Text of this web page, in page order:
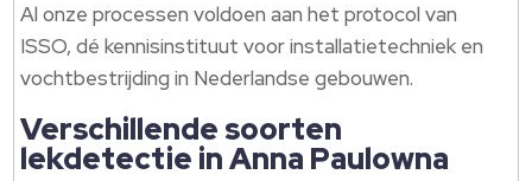
Al onze processen voldoen aan het protocol van
ISSO, dé kennisinstituut voor installatietechniek en
vochtbestrijding in Nederlandse gebouwen.​
Verschillende soorten
lekdetectie in Anna Paulowna